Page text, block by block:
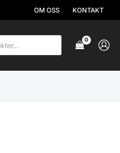
OM OSS KONTAKT